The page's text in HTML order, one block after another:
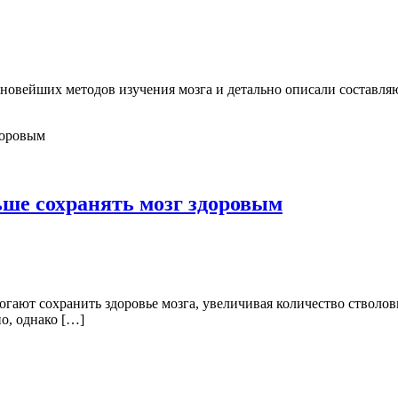
методов изучения мозга и детально описали
сохранять мозг здоровым
сохранить здоровье мозга, увеличивая количество
однако […]